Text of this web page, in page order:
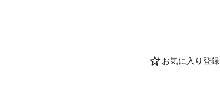
お気に入り登録